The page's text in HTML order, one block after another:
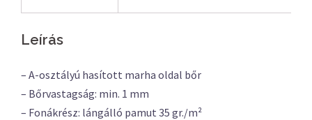
Leírás
– A-osztályú hasított marha oldal bőr
– Bőrvastagság: min. 1 mm
– Fonákrész: lángálló pamut 35 gr./m²